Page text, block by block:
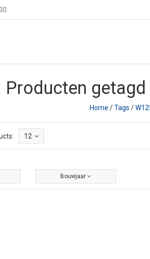
Producten
Home /Tags /
12
Bouwjaar